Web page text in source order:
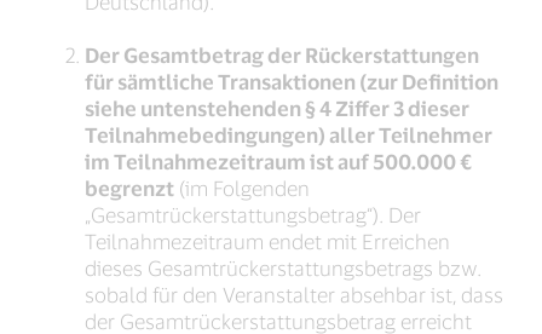
Der Gesamtbetrag der Rückerstattungen
für sämtliche Transaktionen (zur Definition
siehe untenstehenden § 4 Ziffer 3 dieser
Teilnahmebedingungen) aller Teilnehmer
im Teilnahmezeitraum ist auf 500.000 €
begrenzt (im Folgenden
„Gesamtrückerstattungsbetrag“). Der
Teilnahmezeitraum endet mit Erreichen
dieses Gesamtrückerstattungsbetrags bzw.
sobald für den Veranstalter absehbar ist, dass
der Gesamtrückerstattungsbetrag erreicht